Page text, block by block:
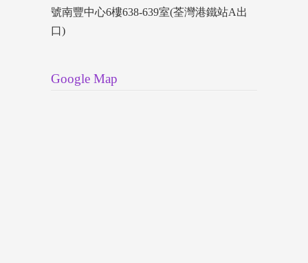
號南豐中心6樓638-639室(荃灣港鐵站A出
口)
Google Map